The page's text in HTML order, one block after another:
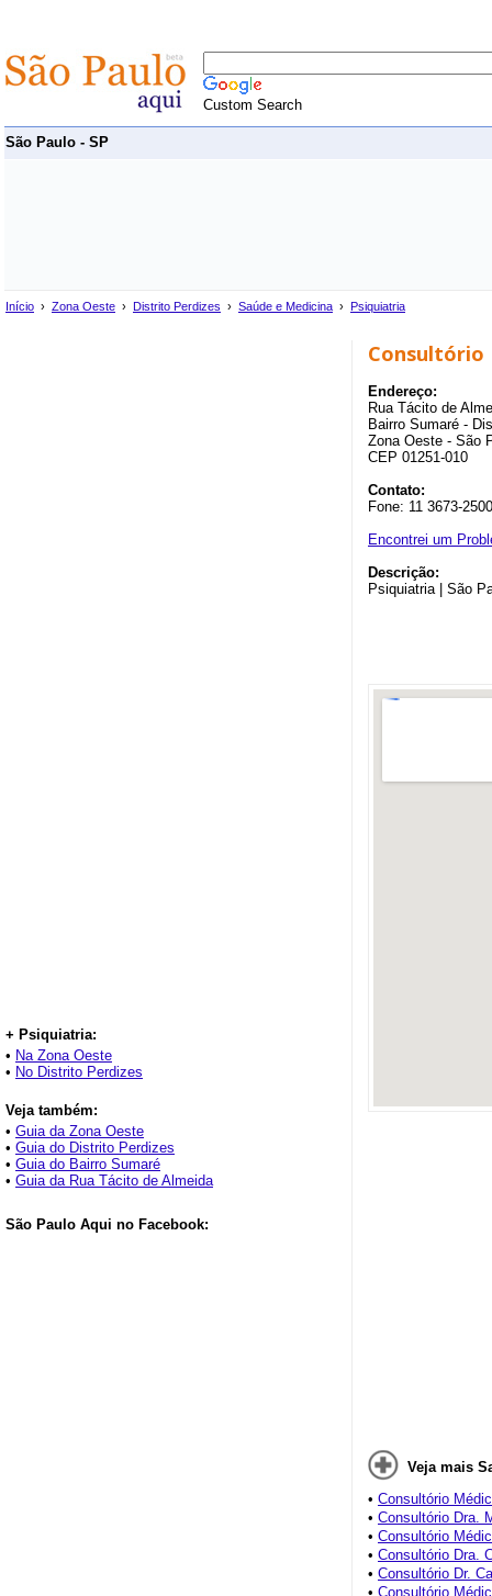
Custom Search
São Paulo - SP
Início › Zona Oeste › Distrito Perdizes › Saúde e Medicina › Psiquiatria
+ Psiquiatria:
• Na Zona Oeste
• No Distrito Perdizes
Veja também:
• Guia da Zona Oeste
• Guia do Distrito Perdizes
• Guia do Bairro Sumaré
• Guia da Rua Tácito de Almeida
São Paulo Aqui no Facebook:
Consultório
Endereço:
Rua Tácito de
Bairro Sumaré -
Zona Oeste - São
CEP 01251-010
Contato:
Fone: 11 3673-2500
Encontrei um
Descrição:
Psiquiatria | São
Veja mais
• Consultório
• Consultório Dra.
• Consultório
• Consultório Dra.
• Consultório Dr.
• Consultório